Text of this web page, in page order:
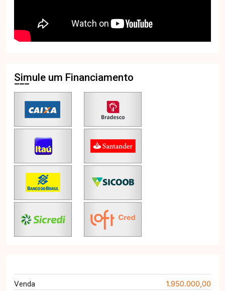
Simule um Financiamento
Venda 1.950.000,00